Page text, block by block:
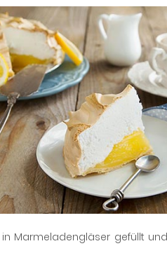
Marmeladengläser gefüllt